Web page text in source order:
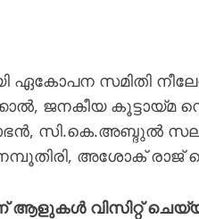
ഏകോപന സമിതി
ജനകീയ കൂട്ടായ്മ
സി.കെ.അബ്ദുൽ
അശോക് രാജ്
ആളുകൾ വിസിറ്റ്